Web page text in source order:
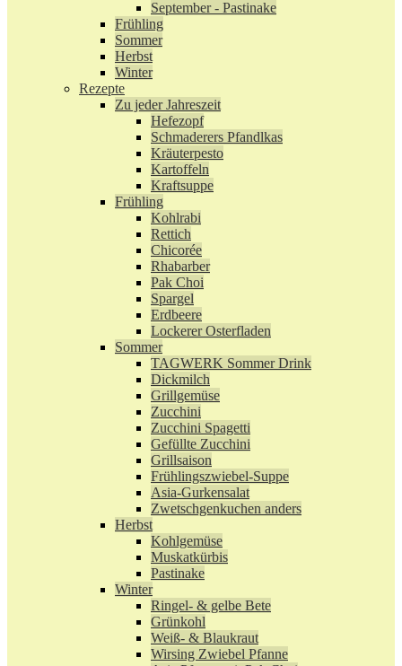
September - Pastinake
Frühling
Sommer
Herbst
Winter
Rezepte
Zu jeder Jahreszeit
Hefezopf
Schmaderers Pfandlkas
Kräuterpesto
Kartoffeln
Kraftsuppe
Frühling
Kohlrabi
Rettich
Chicorée
Rhabarber
Pak Choi
Spargel
Erdbeere
Lockerer Osterfladen
Sommer
TAGWERK Sommer Drink
Dickmilch
Grillgemüse
Zucchini
Zucchini Spagetti
Gefüllte Zucchini
Grillsaison
Frühlingszwiebel-Suppe
Asia-Gurkensalat
Zwetschgenkuchen anders
Herbst
Kohlgemüse
Muskatkürbis
Pastinake
Winter
Ringel- & gelbe Bete
Grünkohl
Weiß- & Blaukraut
Wirsing Zwiebel Pfanne